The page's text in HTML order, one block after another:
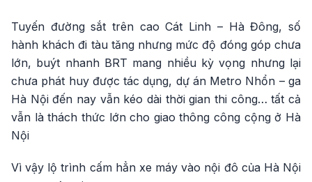
Tuyến đường sắt trên cao Cát Linh – Hà Đông, số
hành khách đi tàu tăng nhưng mức độ đóng góp chưa
lớn, buýt nhanh BRT mang nhiều kỳ vọng nhưng lại
chưa phát huy được tác dụng, dự án Metro Nhổn – ga
Hà Nội đến nay vẫn kéo dài thời gian thi công… tất cả
vẫn là thách thức lớn cho giao thông công cộng ở Hà
Nội
Vì vậy lộ trình cấm hẳn xe máy vào nội đô của Hà Nội